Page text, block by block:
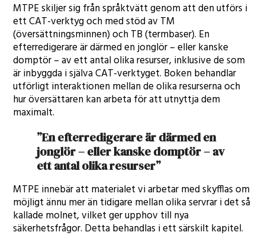
MTPE skiljer sig från språktvätt genom att den utförs i
ett CAT-verktyg och med stöd av TM
(översättningsminnen) och TB (termbaser). En
efterredigerare är därmed en jonglör – eller kanske
domptör – av ett antal olika resurser, inklusive de som
är inbyggda i själva CAT-verktyget. Boken behandlar
utförligt interaktionen mellan de olika resurserna och
hur översättaren kan arbeta för att utnyttja dem
maximalt.
”En efterredigerare är därmed en
jonglör – eller kanske domptör – av
ett antal olika resurser”
MTPE innebär att materialet vi arbetar med skyfflas om
möjligt ännu mer än tidigare mellan olika servrar i det så
kallade molnet, vilket ger upphov till nya
säkerhetsfrågor. Detta behandlas i ett särskilt kapitel.